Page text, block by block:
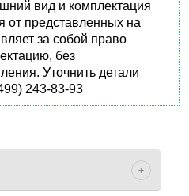
вид и комплектация
от представленных на
за собой право
без
Уточнить детали
243-83-93